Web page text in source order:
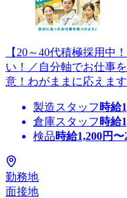
【20～40代積極採用中
い！／自分軸でお仕事
意！わがままに応えま
製造スタッフ 時給
倉庫スタッフ 時給
検品時給1,200円〜
勤務地
面接地